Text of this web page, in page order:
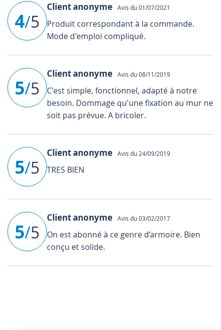
4/5
Client anonyme Avis du 01/07/2021
Produit correspondant à la commande.
Mode d'emploi compliqué.
5/5
Client anonyme Avis du 08/11/2019
C'est simple, fonctionnel, adapté à notre
besoin. Dommage qu'une fixation au mur ne
soit pas prévue. A bricoler.
5/5
Client anonyme Avis du 24/09/2019
TRES BIEN
5/5
Client anonyme Avis du 03/02/2017
On est abonné à ce genre d’armoire. Bien
conçu et solide.